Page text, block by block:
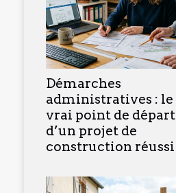
Démarches
administratives : le
vrai point de départ
d’un projet de
construction réussi